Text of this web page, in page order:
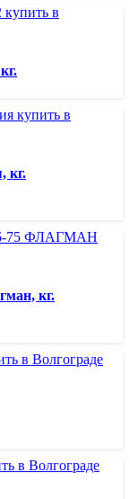
кг.
кг.